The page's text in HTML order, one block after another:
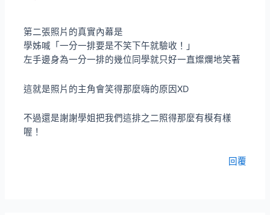
第二張照片的真實內幕是
學姊喊「一分一排要是不笑下午就驗收！」
左手邊身為一分一排的幾位同學就只好一直燦爛地笑著
這就是照片的主角會笑得那麼嗨的原因XD
不過還是謝謝學姐把我們這排之二照得那麼有模有樣
喔！
回覆